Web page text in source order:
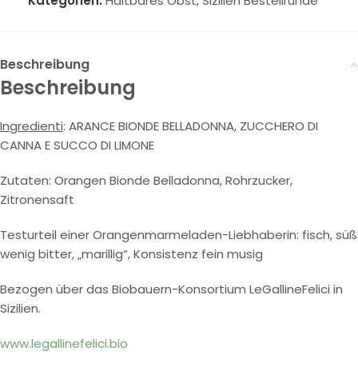
Beschreibung
Beschreibung
Ingredienti: ARANCE BIONDE BELLADONNA, ZUCCHERO DI
CANNA E SUCCO DI LIMONE
Zutaten: Orangen Bionde Belladonna, Rohrzucker,
Zitronensaft
Testurteil einer Orangenmarmeladen-Liebhaberin: fisch, süß
wenig bitter, „marillig“, Konsistenz fein musig
Bezogen über das Biobauern-Konsortium LeGallineFelici in
Sizilien.
www.legallinefelici.bio